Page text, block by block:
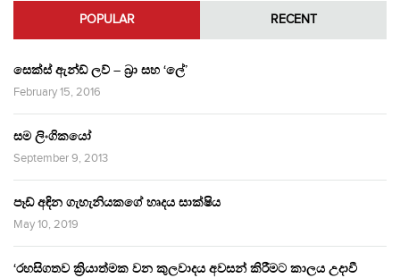
POPULAR RECENT
සෙක්ස් ඇන්ඩ් ලව් – බ්‍රා සහ ‘ලේ’
February 15, 2016
සම ලිංගිකයෝ
September 9, 2013
පෑඩ් අඳින ගැහැනියකගේ හෘදය සාක්ෂිය
May 10, 2019
‘රහසිගතව ක්‍රියාත්මක වන කුලවාදය අවසන් කිරීමට කාලය උදාවී